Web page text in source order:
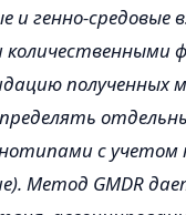
генно-средовые
полученных
с
Метод GMDR